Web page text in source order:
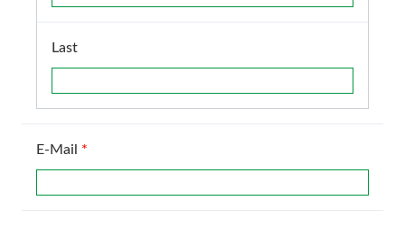
Last
E-Mail *